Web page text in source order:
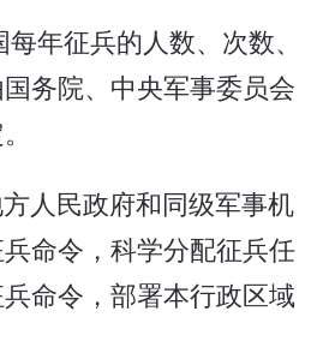
年征兵的人数、次数、
务院、中央军事委员会
人民政府和同级军事机
命令，科学分配征兵任
命令，部署本行政区域